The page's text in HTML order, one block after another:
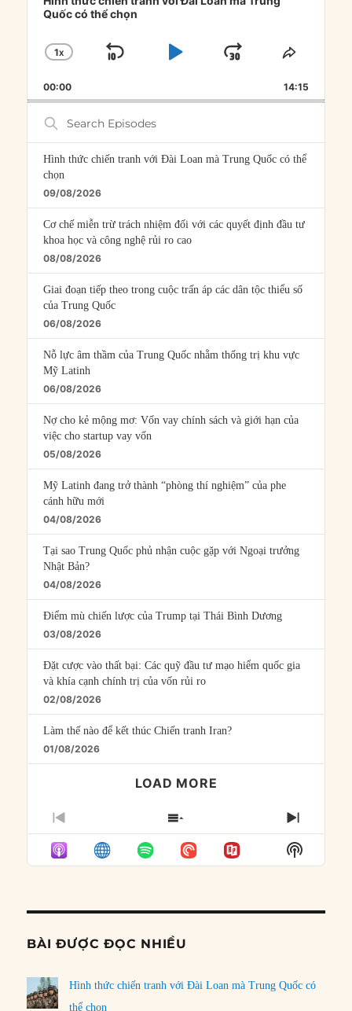
Quốc có thể chọn
CHANGE
RATE
1X
SKIP
PLAYJUMP
FORWARD
SHARE
00:00 14:15
Search
Episodes
Hình thức chiến tranh với Đài Loan mà Trung Quốc có thể
chọn
09/08/2026
Cơ chế miễn trừ trách nhiệm đối với các quyết định đầu tư
khoa học và công nghệ rủi ro cao
08/08/2026
Giai đoạn tiếp theo trong cuộc trấn áp các dân tộc thiểu số
của Trung Quốc
06/08/2026
Nỗ lực âm thầm của Trung Quốc nhằm thống trị khu vực
Mỹ Latinh
06/08/2026
Nợ cho kẻ mộng mơ: Vốn vay chính sách và giới hạn của
việc cho startup vay vốn
05/08/2026
Mỹ Latinh đang trở thành “phòng thí nghiệm” của phe
cánh hữu mới
04/08/2026
Tại sao Trung Quốc phủ nhận cuộc gặp với Ngoại trưởng
Nhật Bản?
04/08/2026
Điểm mù chiến lược của Trump tại Thái Bình Dương
03/08/2026
Đặt cược vào thất bại: Các quỹ đầu tư mạo hiểm quốc gia
và khía cạnh chính trị của vốn rủi ro
02/08/2026
Làm thế nào để kết thúc Chiến tranh Iran?
01/08/2026
LOAD MORE
PREVIOUS
EPISODE
SHOW
EPISODES
LIST
NEXT
Show
Podcast
BÀI ĐƯỢC ĐỌC NHIỀU
Hình thức chiến tranh với Đài Loan mà Trung Quốc có
thể chọn